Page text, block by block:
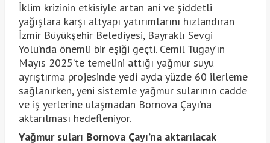
İklim krizinin etkisiyle artan ani ve şiddetli
yağışlara karşı altyapı yatırımlarını hızlandıran
İzmir Büyükşehir Belediyesi, Bayraklı Sevgi
Yolu’nda önemli bir eşiği geçti. Cemil Tugay’ın
Mayıs 2025’te temelini attığı yağmur suyu
ayrıştırma projesinde yedi ayda yüzde 60 ilerleme
sağlanırken, yeni sistemle yağmur sularının cadde
ve iş yerlerine ulaşmadan Bornova Çayı’na
aktarılması hedefleniyor.
Yağmur suları Bornova Çayı’na aktarılacak